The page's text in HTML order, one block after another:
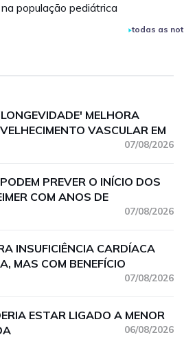
população pediátrica
todas as
MELHORA
VASCULAR EM
07/08/2026
PREVER O INÍCIO DOS
COM ANOS DE
07/08/2026
INSUFICIÊNCIA CARDÍACA
MAS COM BENEFÍCIO
07/08/2026
ESTAR LIGADO A MENOR
06/08/2026